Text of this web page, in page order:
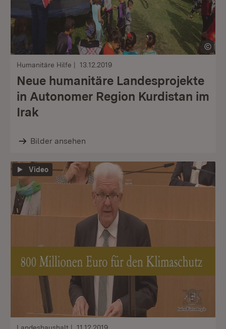
Humanitäre Hilfe 13.12.2019
Neue humanitäre Landesprojekte
in Autonomer Region Kurdistan im
Irak
Bilder ansehen
Video